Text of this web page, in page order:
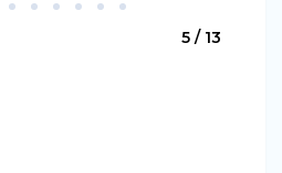
5 / 13